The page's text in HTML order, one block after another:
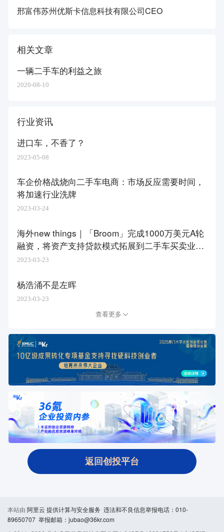
邢富伟苏州优斯卡信息科技有限公司CEO
相关文章
一辆二手车的利益之旅
2020-08-10
行业资讯
进口车，不香了？
2023-05-08
车企价格战烧向二手车电商：市场反应需要时间，
将加速行业洗牌
2023-03-24
海外new things｜「Broom」完成1000万美元A轮
融资，将资产支持贷款模式拓展到二手车买卖业务
中
2023-03-23
杨浩涌不是左晖
2023-03-23
查看更多
返回创投平台
本站由 阿里云 提供计算与安全服务 违法和不良信息举报电话：010-
89650707 举报邮箱：jubao@36kr.com